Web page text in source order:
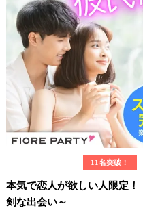
11名突破！
本気で恋人が欲しい人限定
剣な出会い～